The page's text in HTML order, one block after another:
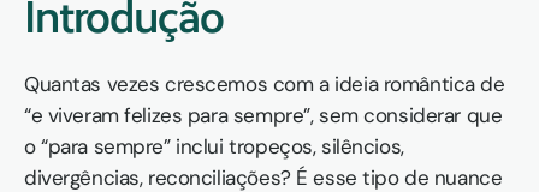
Introdução
Quantas vezes crescemos com a ideia romântica de
“e viveram felizes para sempre”, sem considerar que
o “para sempre” inclui tropeços, silêncios,
divergências, reconciliações? É esse tipo de nuance